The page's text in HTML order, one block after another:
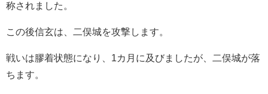
称されました。
この後信玄は、二俣城を攻撃します。
戦いは膠着状態になり、1カ月に及びましたが、二俣城が落
ちます。